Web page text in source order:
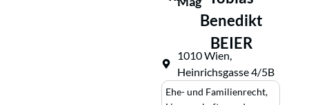
Benedikt
BEIER
1010 Wien,
Heinrichsgasse 4/5B
Ehe- und Familienrecht,